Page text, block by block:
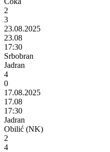
2
3
23.08.2025
23.08
17:30
Srbobran
Jadran
4
0
17.08.2025
17.08
17:30
Jadran
Obilić (NK)
2
4